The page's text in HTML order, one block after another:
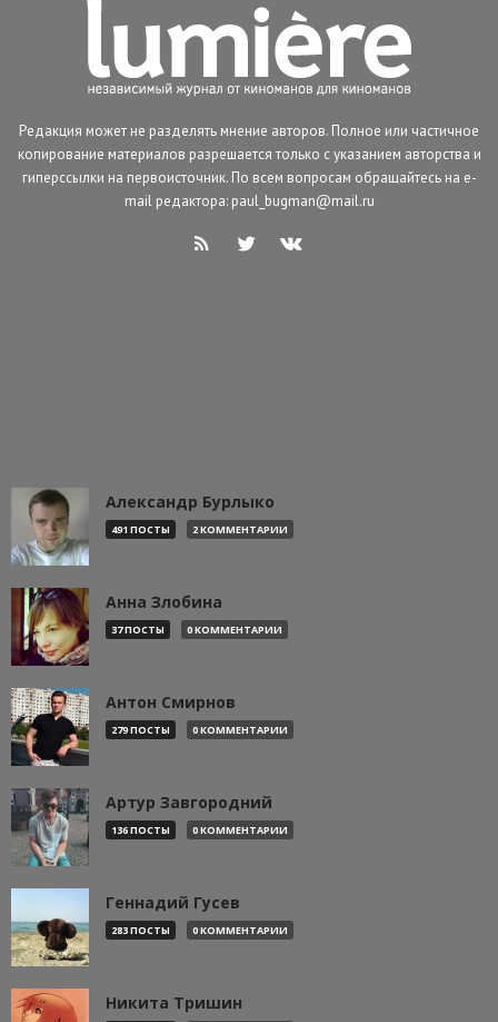
Редакция может не разделять мнение авторов. Полное или частичное
копирование материалов разрешается только с указанием авторства и
гиперссылки на первоисточник. По всем вопросам обращайтесь на e-
mail редактора: paul_bugman@mail.ru
Александр Бурлыко
491 ПОСТЫ 2 КОММЕНТАРИИ
Анна Злобина
37 ПОСТЫ 0 КОММЕНТАРИИ
Антон Смирнов
279 ПОСТЫ 0 КОММЕНТАРИИ
Артур Завгородний
136 ПОСТЫ 0 КОММЕНТАРИИ
Геннадий Гусев
283 ПОСТЫ 0 КОММЕНТАРИИ
Никита Тришин